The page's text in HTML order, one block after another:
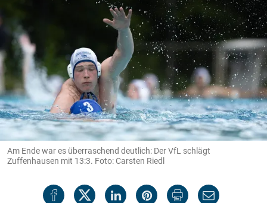
Am Ende war es überraschend deutlich: Der VfL schlägt
Zuffenhausen mit 13:3. Foto: Carsten Riedl